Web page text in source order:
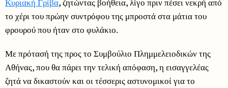
Κυριακή Γρίβα, ζητώντας βοήθεια, λίγο πριν πέσει νεκρή από
το χέρι του πρώην συντρόφου της μπροστά στα μάτια του
φρουρού που ήταν στο φυλάκιο.
Με πρότασή της προς το Συμβούλιο Πλημμελειοδικών της
Αθήνας, που θα πάρει την τελική απόφαση, η εισαγγελέας
ζητά να δικαστούν και οι τέσσερις αστυνομικοί για το